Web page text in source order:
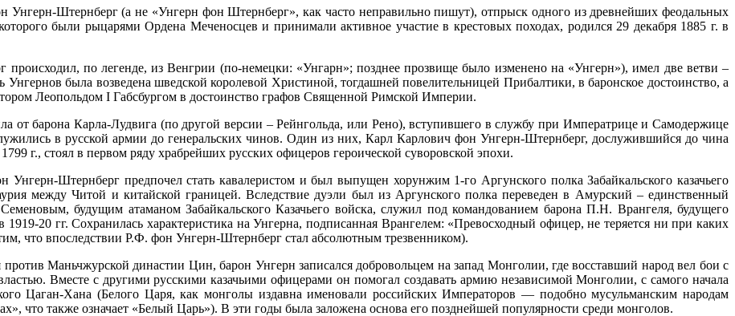
Штернберг (а не «Унгерн фон Штернберг», как часто неправильно пишут), отпрыск одного из древнейших феодальных
были рыцарями Ордена Меченосцев и принимали активное участие в крестовых походах, родился 29 декабря 1885 г. в
по легенде, из Венгрии (по-немецки: «Унгарн»; позднее прозвище было изменено на «Унгерн»), имел две ветви –
была возведена шведской королевой Христиной, тогдашней повелительницей Прибалтики, в баронское достоинство, а
Леопольдом I Габсбургом в достоинство графов Священной Римской Империи.
от барона Карла-Лудвига (по другой версии – Рейнгольда, или Рено), вступившего в службу при Императрице и Самодержице
в русской армии до генеральских чинов. Один из них, Карл Карлович фон Унгерн-Штернберг, дослужившийся до чина
г., стоял в первом ряду храбрейших русских офицеров героической суворовской эпохи.
Штернберг предпочел стать кавалеристом и был выпущен хорунжим 1-го Аргунского полка Забайкальского казачьего
между Читой и китайской границей. Вследствие дуэли был из Аргунского полка переведен в Амурский – единственный
будущим атаманом Забайкальского Казачьего войска, служил под командованием барона П.Н. Врангеля, будущего
20 гг. Сохранилась характеристика на Унгерна, подписанная Врангелем: «Превосходный офицер, не теряется ни при каких
что впоследствии Р.Ф. фон Унгерн-Штернберг стал абсолютным трезвенником).
Маньчжурской династии Цин, барон Унгерн записался добровольцем на запад Монголии, где восставший народ вел бои с
Вместе с другими русскими казачьими офицерами он помогал создавать армию независимой Монголии, с самого начала
Цаган-Хана (Белого Царя, как монголы издавна именовали российских Императоров — подобно мусульманским народам
что также означает «Белый Царь»). В эти годы была заложена основа его позднейшей популярности среди монголов.